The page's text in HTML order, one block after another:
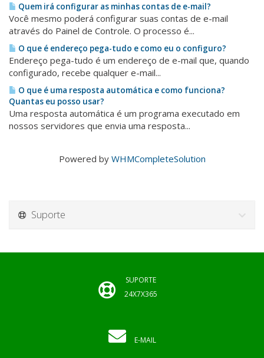
Quem irá configurar as minhas contas de e-mail?
Você mesmo poderá configurar suas contas de e-mail
através do Painel de Controle. O processo é...
O que é endereço pega-tudo e como eu o configuro?
Endereço pega-tudo é um endereço de e-mail que, quando
configurado, recebe qualquer e-mail...
O que é uma resposta automática e como funciona?
Quantas eu posso usar?
Uma resposta automática é um programa executado em
nossos servidores que envia uma resposta...
Powered by WHMCompleteSolution
Suporte
SUPORTE
24X7X365
E-MAIL